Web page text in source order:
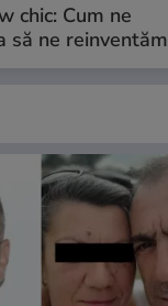
chic: Cum ne
să ne reinventăm